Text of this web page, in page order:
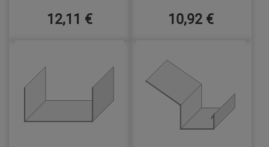
12,11 € 10,92 €